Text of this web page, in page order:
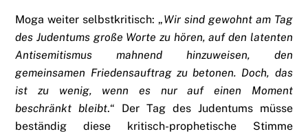
Moga weiter selbstkritisch: „Wir sind gewohnt am Tag
des Judentums große Worte zu hören, auf den latenten
Antisemitismus mahnend hinzuweisen, den
gemeinsamen Friedensauftrag zu betonen. Doch, das
ist zu wenig, wenn es nur auf einen Moment
beschränkt bleibt.“ Der Tag des Judentums müsse
beständig diese kritisch-prophetische Stimme